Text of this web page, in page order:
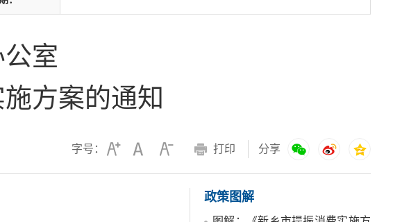
室
方案的通知
字号： 打印 分享
政策图解